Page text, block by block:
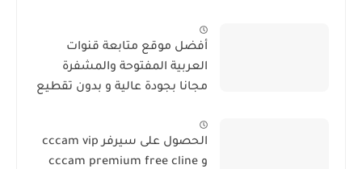
أفضل موقع متابعة قنوات
العربية المفتوحة والمشفرة
مجانا بجودة عالية و بدون تقطيع
الحصول على سيرفر cccam vip
و cccam premium free cline